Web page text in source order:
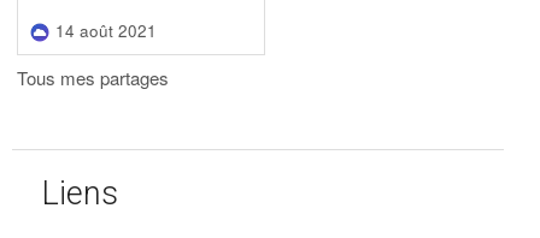
14 août 2021
Tous mes partages
Liens